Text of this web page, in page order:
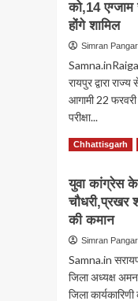
को,14 एग्जाम
होंगे शामिल
Simran
रायपुर द्वारा
आगामी 22
परीक्षा...
Read MoreRead
राज्य
सेवा
22
फरवरी
को,14
एग्जाम
Chhattisgarh
युवा कांग्रेस
चौधरी,प्रखर
की कमान
Simran
Samna.in
जिला अध्यक्ष
जिला